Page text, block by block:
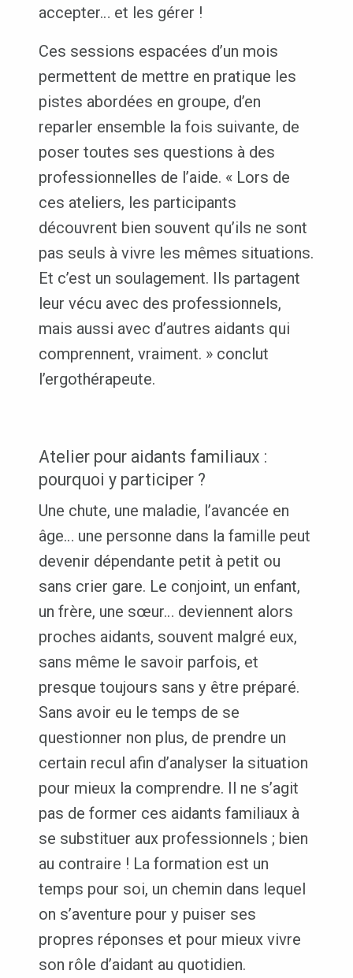
accepter… et les gérer !
Ces sessions espacées d’un mois
permettent de mettre en pratique les
pistes abordées en groupe, d’en
reparler ensemble la fois suivante, de
poser toutes ses questions à des
professionnelles de l’aide. « Lors de
ces ateliers, les participants
découvrent bien souvent qu’ils ne sont
pas seuls à vivre les mêmes situations.
Et c’est un soulagement. Ils partagent
leur vécu avec des professionnels,
mais aussi avec d’autres aidants qui
comprennent, vraiment. » conclut
l’ergothérapeute.
Atelier pour aidants familiaux :
pourquoi y participer ?
Une chute, une maladie, l’avancée en
âge… une personne dans la famille peut
devenir dépendante petit à petit ou
sans crier gare. Le conjoint, un enfant,
un frère, une sœur… deviennent alors
proches aidants, souvent malgré eux,
sans même le savoir parfois, et
presque toujours sans y être préparé.
Sans avoir eu le temps de se
questionner non plus, de prendre un
certain recul afin d’analyser la situation
pour mieux la comprendre. Il ne s’agit
pas de former ces aidants familiaux à
se substituer aux professionnels ; bien
au contraire ! La formation est un
temps pour soi, un chemin dans lequel
on s’aventure pour y puiser ses
propres réponses et pour mieux vivre
son rôle d’aidant au quotidien.